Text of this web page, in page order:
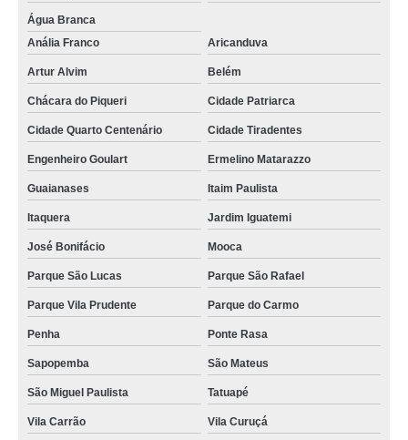
Água Branca
Anália Franco
Aricanduva
Artur Alvim Belém
Chácara do Piqueri Cidade Patriarca
Cidade Quarto Centenário Cidade Tiradentes
Engenheiro Goulart Ermelino Matarazzo
Guaianases Itaim Paulista
Itaquera Jardim Iguatemi
José Bonifácio Mooca
Parque São Lucas Parque São Rafael
Parque Vila Prudente Parque do Carmo
Penha Ponte Rasa
Sapopemba São Mateus
São Miguel Paulista Tatuapé
Vila Carrão Vila Curuçá